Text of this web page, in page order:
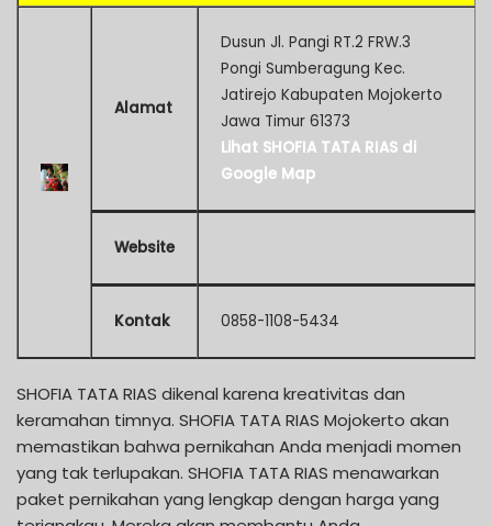
Alamat
Dusun Jl. Pangi RT.2 FRW.3
Pongi Sumberagung Kec.
Jatirejo Kabupaten Mojokerto
Jawa Timur 61373
Lihat SHOFIA TATA RIAS di
Google Map
Website
Kontak 0858-1108-5434
SHOFIA TATA RIAS dikenal karena kreativitas dan
keramahan timnya. SHOFIA TATA RIAS Mojokerto akan
memastikan bahwa pernikahan Anda menjadi momen
yang tak terlupakan. SHOFIA TATA RIAS menawarkan
paket pernikahan yang lengkap dengan harga yang